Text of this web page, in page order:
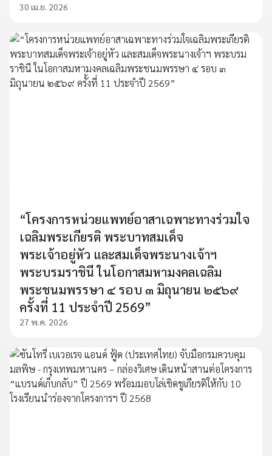
30 เม.ย. 2026
“โครงการหน่วยแพทย์อาสาเฉพาะทางร่วมใจ
เฉลิมพระเกียรติ พระบาทสมเด็จ
พระเจ้าอยู่หัว และสมเด็จพระนางเจ้าฯ
พระบรมราชินี ในโอกาสมหามงคลเฉลิม
พระชนมพรรษา ๔ รอบ ๓ มิถุนายน ๒๕๖๙
ครั้งที่ 11 ประจำปี 2569”
27 พ.ค. 2026